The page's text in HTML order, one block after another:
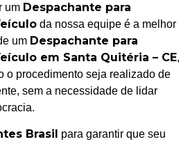
um Despachante para
da nossa equipe é a melhor
um Despachante para
em Santa Quitéria – CE,
o procedimento seja realizado de
sem a necessidade de lidar
Brasil
para garantir que seu